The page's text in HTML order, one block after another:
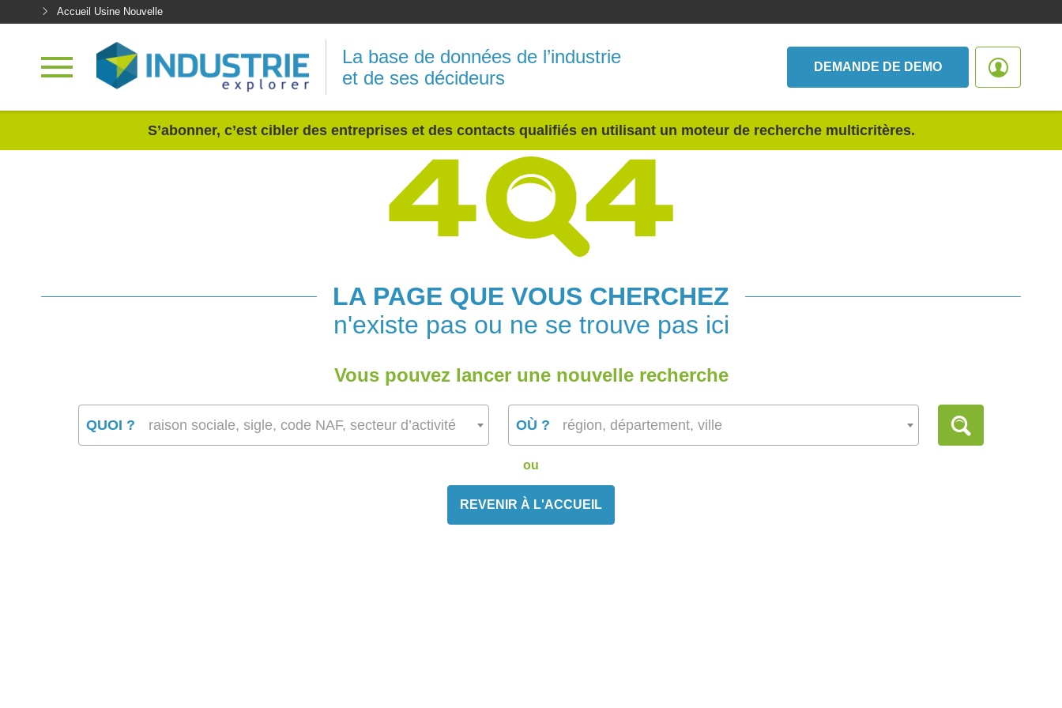
Accueil Usine Nouvelle
La base de données de l’industrie
et de ses décideurs
DEMANDE DE DEMO
S’abonner, c’est cibler des entreprises et des contacts qualifiés en utilisant un moteur de recherche multicritères.
LA PAGE QUE VOUS CHERCHEZ
n'existe pas ou ne se trouve pas ici
Vous pouvez lancer une nouvelle recherche
raison sociale, sigle, code NAF, secteur d’activité
QUOI ? région, département, ville
OÙ ?
ou
REVENIR À L'ACCUEIL